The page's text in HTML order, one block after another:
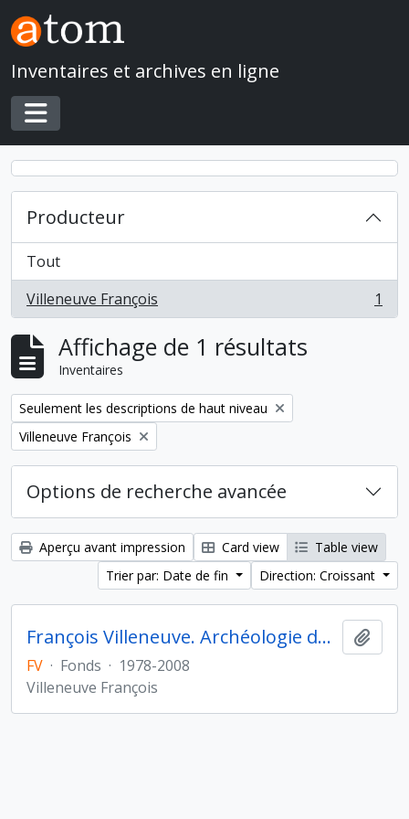
Skip to main content
Inventaires et archives en ligne
Toggle navigation
Producteur
Tout
Villeneuve François
, 1 résultats 1
Affichage de 1 résultats
Inventaires
Remove filter:
Seulement les descriptions de haut niveau
Remove filter:
Villeneuve François
Options de recherche avancée
Aperçu avant impression Card view
Table view
Trier par: Date de fin
Direction: Croissant
François Villeneuve. Archéologie du Proche-Orient hellénistique et romain
FV · Fonds · 1978-2008
Villeneuve François